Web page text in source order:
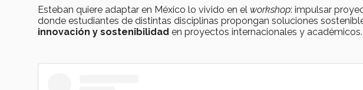
Esteban quiere adaptar en México lo vivido en el workshop: impulsar
donde estudiantes de distintas disciplinas propongan soluciones
innovación y sostenibilidad en proyectos internacionales y académicos.